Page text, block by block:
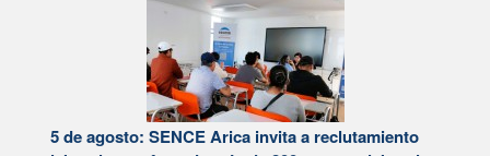
5 de agosto: SENCE Arica invita a reclutamiento